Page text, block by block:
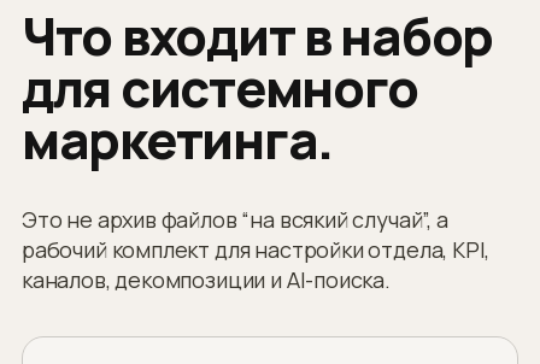
Что входит в набор
для системного
маркетинга.
Это не архив файлов “на всякий случай”, а
рабочий комплект для настройки отдела, KPI,
каналов, декомпозиции и AI-поиска.